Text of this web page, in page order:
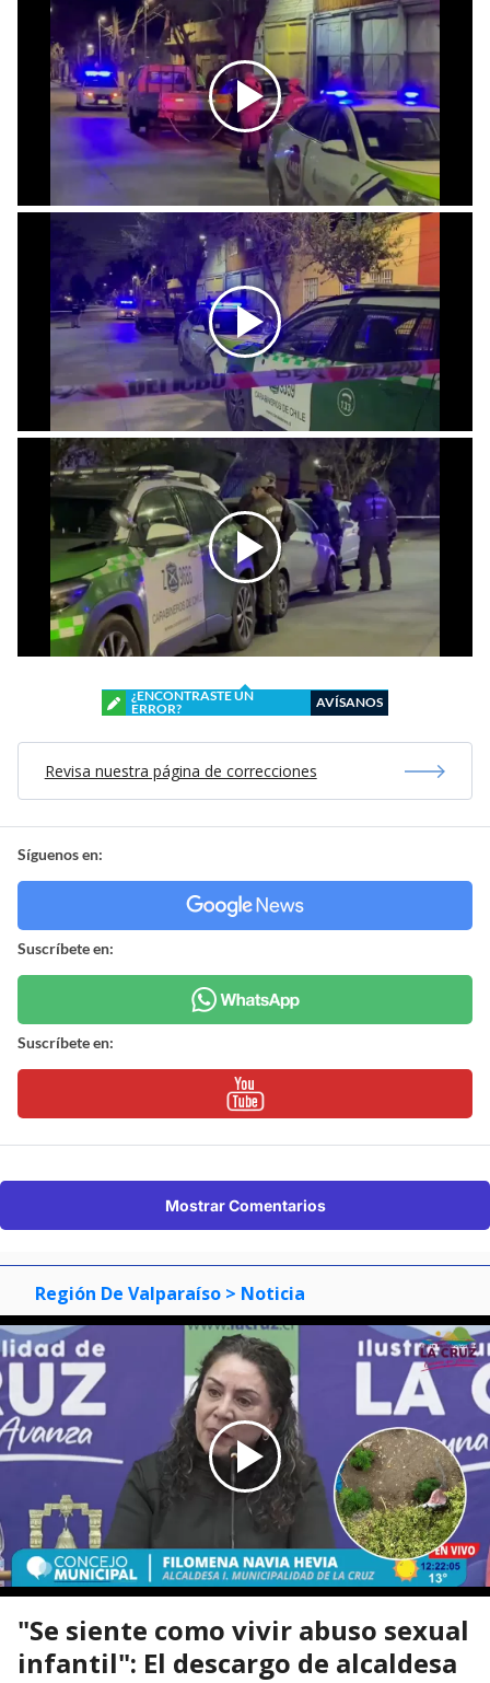
¿ENCONTRASTE UN
ERROR?
AVÍSANOS
Revisa nuestra página de correcciones
Síguenos en:
Suscríbete en:
Suscríbete en:
Mostrar Comentarios
Región De Valparaíso > Noticia
"Se siente como vivir abuso sexual
infantil": El descargo de alcaldesa